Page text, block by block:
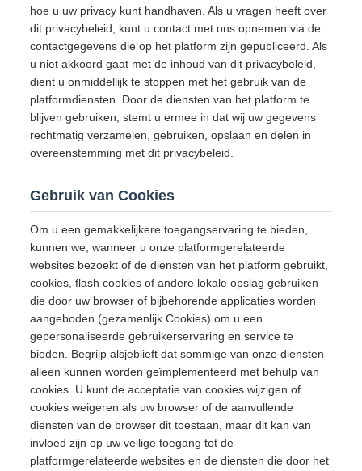
hoe u uw privacy kunt handhaven. Als u vragen heeft over
dit privacybeleid, kunt u contact met ons opnemen via de
contactgegevens die op het platform zijn gepubliceerd. Als
u niet akkoord gaat met de inhoud van dit privacybeleid,
dient u onmiddellijk te stoppen met het gebruik van de
platformdiensten. Door de diensten van het platform te
blijven gebruiken, stemt u ermee in dat wij uw gegevens
rechtmatig verzamelen, gebruiken, opslaan en delen in
overeenstemming met dit privacybeleid.
Gebruik van Cookies
Om u een gemakkelijkere toegangservaring te bieden,
kunnen we, wanneer u onze platformgerelateerde
websites bezoekt of de diensten van het platform gebruikt,
cookies, flash cookies of andere lokale opslag gebruiken
die door uw browser of bijbehorende applicaties worden
aangeboden (gezamenlijk Cookies) om u een
gepersonaliseerde gebruikerservaring en service te
bieden. Begrijp alsjeblieft dat sommige van onze diensten
alleen kunnen worden geïmplementeerd met behulp van
cookies. U kunt de acceptatie van cookies wijzigen of
cookies weigeren als uw browser of de aanvullende
diensten van de browser dit toestaan, maar dit kan van
invloed zijn op uw veilige toegang tot de
platformgerelateerde websites en de diensten die door het